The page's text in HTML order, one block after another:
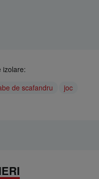
izolare:
de scafandru
joc